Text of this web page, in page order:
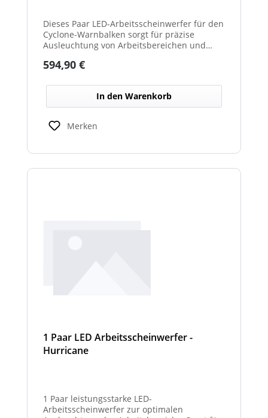
Dieses Paar LED-Arbeitsscheinwerfer für den
Cyclone-Warnbalken sorgt für präzise
Ausleuchtung von Arbeitsbereichen und
schlechten Lichtverhältnissen.
Regulärer Preis:
594,90 €
In den Warenkorb
Merken
1 Paar LED Arbeitsscheinwerfer -
Hurricane
1 Paar leistungsstarke LED-
Arbeitsscheinwerfer zur optimalen